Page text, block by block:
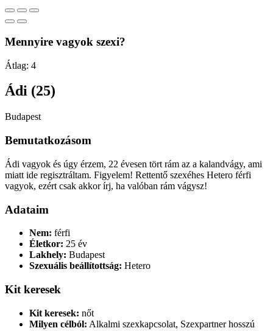
Mennyire vagyok szexi?
Átlag: 4
Ádi (25)
Budapest
Bemutatkozásom
Ádi vagyok és úgy érzem, 22 évesen tört rám az a kalandvágy, ami
miatt ide regisztráltam. Figyelem! Rettentő szexéhes Hetero férfi
vagyok, ezért csak akkor írj, ha valóban rám vágysz!
Adataim
Nem: férfi
Életkor: 25 év
Lakhely: Budapest
Szexuális beállítottság: Hetero
Kit keresek
Kit keresek: nőt
Milyen célból: Alkalmi szexkapcsolat, Szexpartner hosszú